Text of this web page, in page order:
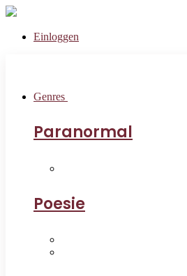
Einloggen
Genres
Paranormal
Poesie